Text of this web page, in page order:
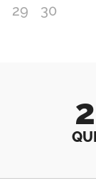
29 30
2
QUI